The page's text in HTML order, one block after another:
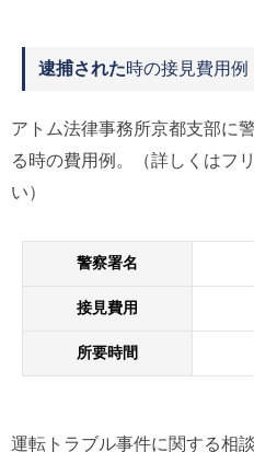
逮捕された時の接見費用例
アトム法律事務所京都支部に
る時の費用例。（詳しくはフ
い）
警察署名
接見費用
所要時間
運転トラブル事件に関する相